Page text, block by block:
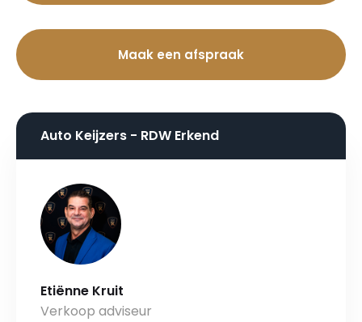
Maak een afspraak
Auto Keijzers - RDW Erkend
Etiënne Kruit
Verkoop adviseur